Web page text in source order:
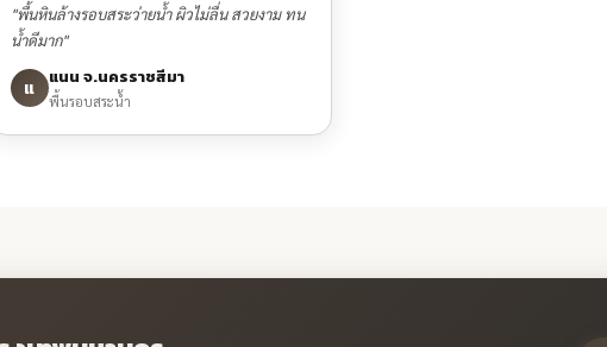
"พื้นหินล้างรอบสระว่ายน้ำ ผิวไม่ลื่น สวยงาม ทน
น้ำดีมาก"
แ แนน จ.นครราชสีมา
พื้นรอบสระน้ำ